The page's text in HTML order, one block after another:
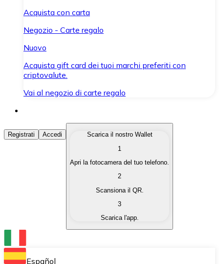
Acquista con carta
Negozio - Carte regalo
Nuovo
Acquista gift card dei tuoi marchi preferiti con
criptovalute.
Vai al negozio di carte regalo
Acquista Criptovalute
Acquista le criptovalute che ti interessano in modo
Converti le tue criptovalute in valuta fiat quando ne
Scambia una criptovaluta con un'altra
Conserva le tue cripto in un Wallet self-custodial.
Registrati Accedi
Scarica il nostro Wallet
1
Apri la fotocamera del tuo telefono.
2
Scansiona il QR.
3
Scarica l'app.
Español